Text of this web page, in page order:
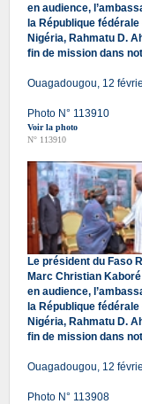
en audience,
la République fédérale
Nigéria, Rahmatu D.
fin de mission dans
Ouagadougou, 12
Photo N° 113910
Voir la photo
N° 113910
Le président du Faso
Marc Christian
en audience,
la République fédérale
Nigéria, Rahmatu D.
fin de mission dans
Ouagadougou, 12
Photo N° 113908